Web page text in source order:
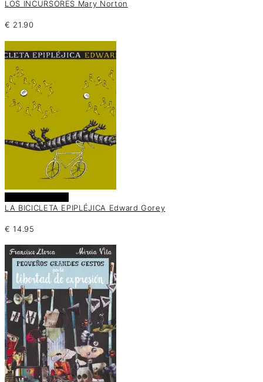
LOS INCURSORES Mary Norton
€ 21.90
LA BICICLETA EPIPLÉJICA Edward Gorey
€ 14.95